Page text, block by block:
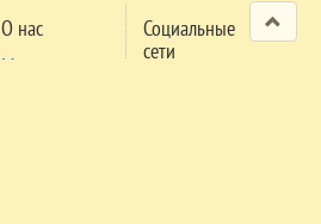
О нас
Мероприятия
Социальные
сети